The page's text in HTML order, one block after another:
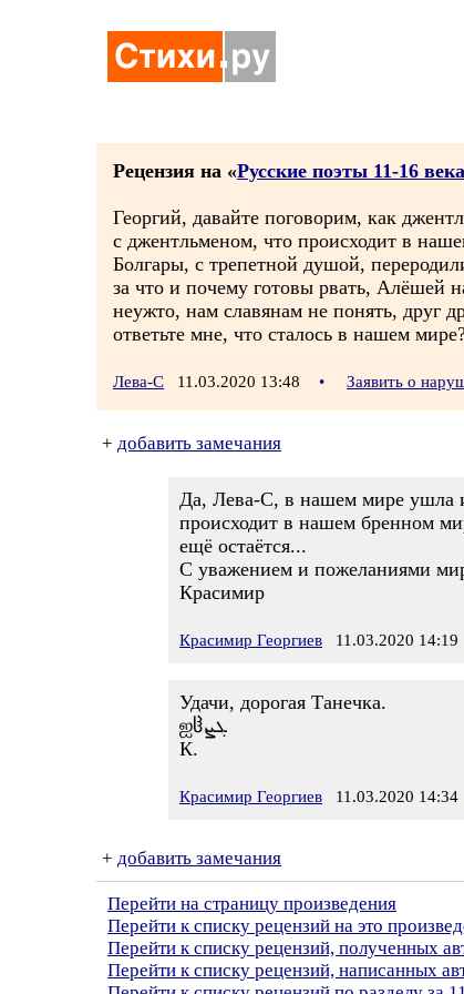
Рецензия на «Русские поэты 11-16 века
Георгий, давайте поговорим, как
с джентльменом, что происходит в
Болгары, с трепетной душой,
за что и почему готовы рвать, Алёшей
неужто, нам славянам не понять, друг
ответьте мне, что сталось в нашем
Лева-С 11.03.2020 13:48 • Заявить о
+ добавить замечания
Да, Лева-С, в нашем мире ушла
происходит в нашем бренном
ещё остаётся...
С уважением и пожеланиями
Красимир
Красимир Георгиев 11.03.2020 14:19
Удачи, дорогая Танечка.
ஐჱܓܨ
К.
Красимир Георгиев 11.03.2020 14:34
+ добавить замечания
Перейти на страницу произведения
Перейти к списку рецензий на это
Перейти к списку рецензий, полученных
Перейти к списку рецензий, написанных